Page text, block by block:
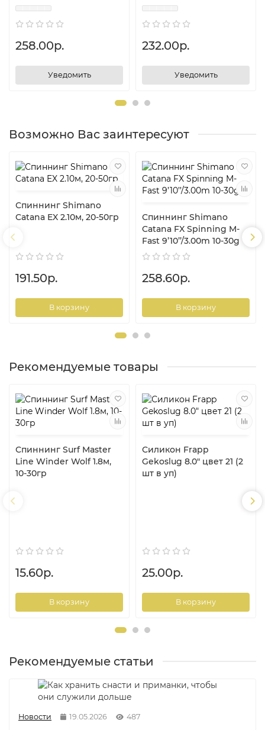
258.00р.
Уведомить
232.00р.
Уведомить
Возможно Вас заинтересуют
Спиннинг Shimano
Catana EX 2.10м, 20-50гр
191.50р.
В корзину
Спиннинг Shimano
Catana FX Spinning M-
Fast 9’10’’/3.00m 10-30g
258.60р.
В корзину
Рекомендуемые товары
Спиннинг Surf Master
Line Winder Wolf 1.8м,
10-30гр
15.60р.
В корзину
Силикон Frapp
Gekoslug 8.0" цвет 21 (2
шт в уп)
25.00р.
В корзину
Рекомендуемые статьи
Новости 19.05.2026 487